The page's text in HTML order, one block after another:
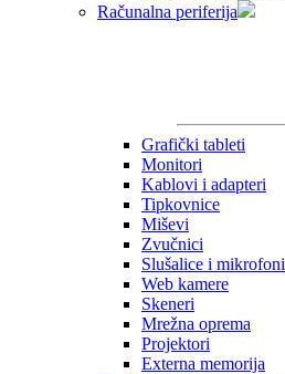
Računalna periferija
Grafički tableti
Monitori
Kablovi i adapteri
Tipkovnice
Miševi
Zvučnici
Slušalice i mikrofoni
Web kamere
Skeneri
Mrežna oprema
Projektori
Externa memorija